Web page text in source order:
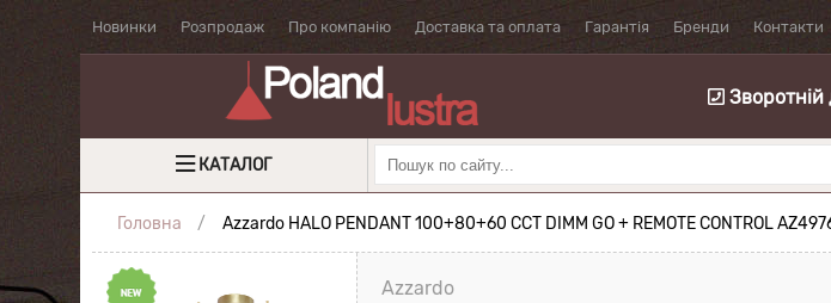
Новинки Розпродаж Про компанію Доставка та оплата Гарантія Бренди Контакти
Зворотній
КАТАЛОГ
Головна Azzardo HALO PENDANT 100+80+60 CCT DIMM GO + REMOTE CONTROL
Azzardo